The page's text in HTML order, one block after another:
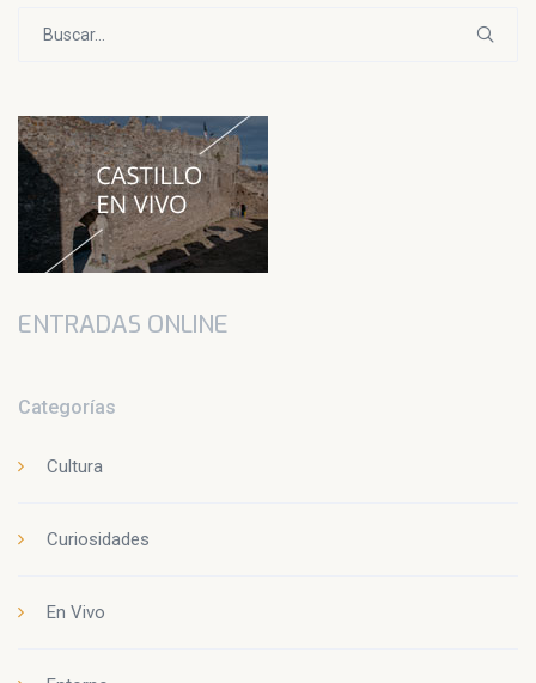
ENTRADAS ONLINE
Categorías
Cultura
Curiosidades
En Vivo